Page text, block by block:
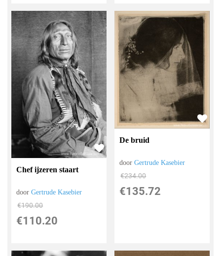
Chef ijzeren staart
doorGertrude Kasebier
€190.00
€110.20
De bruid
doorGertrude Kasebier
€234.00
€135.72